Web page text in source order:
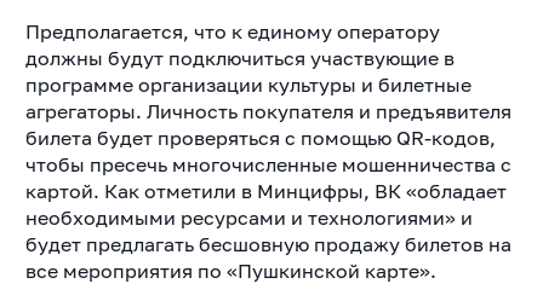
Предполагается, что к единому оператору
должны будут подключиться участвующие в
программе организации культуры и билетные
агрегаторы. Личность покупателя и предъявителя
билета будет проверяться с помощью QR-кодов,
чтобы пресечь многочисленные мошенничества с
картой. Как отметили в Минцифры, ВК «обладает
необходимыми ресурсами и технологиями» и
будет предлагать бесшовную продажу билетов на
все мероприятия по «Пушкинской карте».